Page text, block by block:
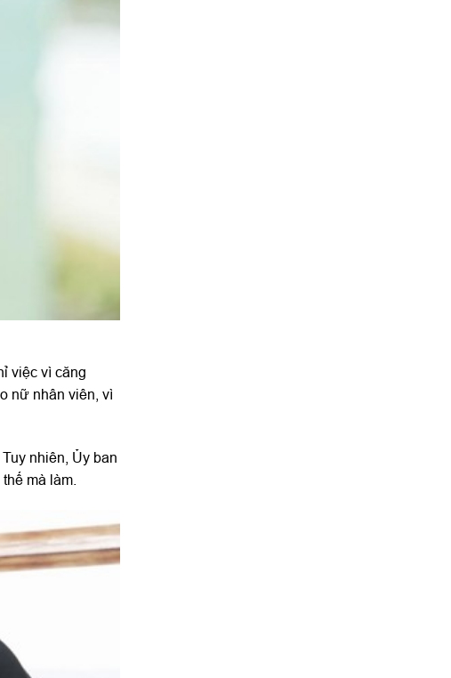
việc vì căng
nữ nhân viên, vì
nhiên, Ủy ban
mà làm.